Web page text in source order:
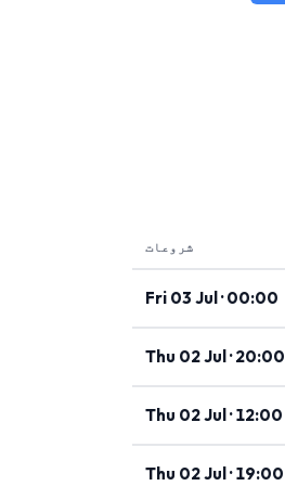
شروعات
Fri 03 Jul · 00:00
Thu 02 Jul · 20:00
Thu 02 Jul · 12:00
Thu 02 Jul · 19:00